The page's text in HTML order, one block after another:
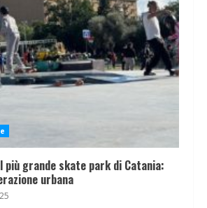
più grande skate park di Catania:
urbana